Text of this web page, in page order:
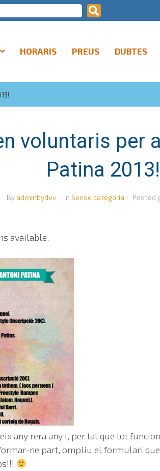
HORARIS PREUS DUBTES
voluntaris per
Patina 2013!
By adminbydev In Sense categoria Posted
available.
any rera any i, per tal que tot
ne part, ompliu el formulari